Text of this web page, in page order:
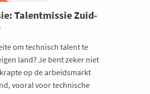
Talentmissie Zuid-
om technisch talent te
land? Je bent zeker niet
op de arbeidsmarkt
vooral voor technische